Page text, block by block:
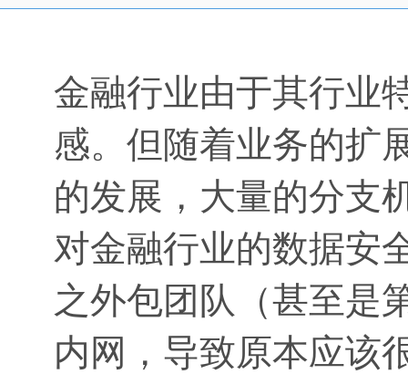
金融行业由于其行业
感。但随着业务的扩
的发展，大量的分支
对金融行业的数据安
之外包团队（甚至是
内网，导致原本应该